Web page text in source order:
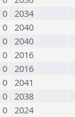
0 2034
0 2040
0 2040
0 2016
0 2016
0 2041
0 2038
0 2024